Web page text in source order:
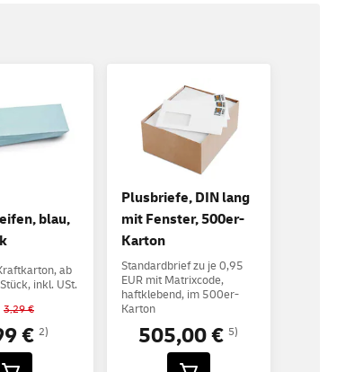
blau,
ab
inkl. USt.
3,29 €
€ 2)
Plusbriefe, DIN lang
mit Fenster, 500er-
Karton
Standardbrief zu je 0,95
EUR mit Matrixcode,
haftklebend, im 500er-
Karton
505,00 € 5)